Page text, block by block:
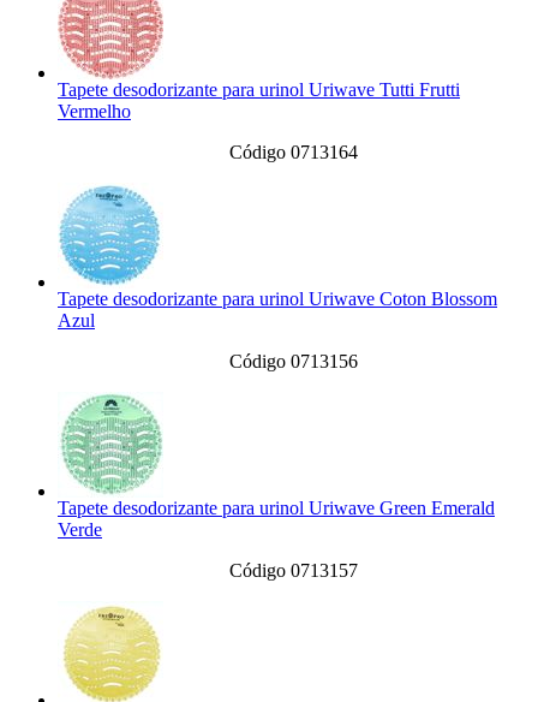
Tapete desodorizante para urinol Uriwave Tutti Frutti
Vermelho
Código 0713164
Tapete desodorizante para urinol Uriwave Coton Blossom
Azul
Código 0713156
Tapete desodorizante para urinol Uriwave Green Emerald
Verde
Código 0713157